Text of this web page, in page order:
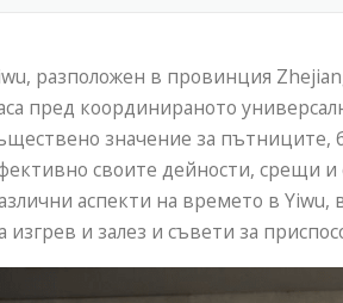
разположен в провинция
пред координираното
значение за пътниците,
своите дейности, срещи
аспекти на времето в Yiwu,
изгрев и залез и съвети за